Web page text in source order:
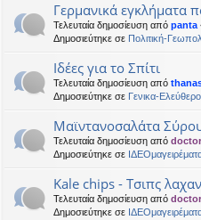
Γερμανικά εγκλήματα
Τελευταία δημοσίευση από panta
Δημοσιεύτηκε σε Πολιτική-
Ιδέες για το Σπίτι
Τελευταία δημοσίευση από
Δημοσιεύτηκε σε Γενικα-
Μαϊντανοσαλάτα
Τελευταία δημοσίευση από
Δημοσιεύτηκε σε
Kale chips - Τσιπς
Τελευταία δημοσίευση από
Δημοσιεύτηκε σε